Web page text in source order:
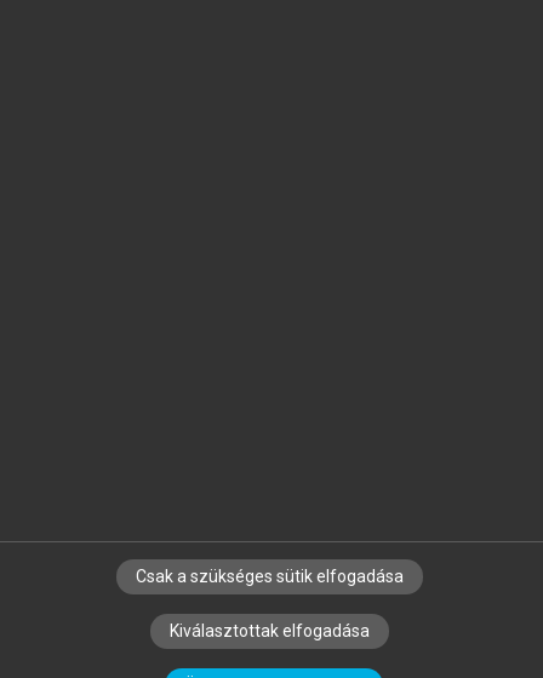
SZERZŐKNEK CÉGEKNEK KÖNYVTÁROSOKNAK
SZERKESZTÉSI ÉS LEKTORÁLÁSI ALAPELVEK
Csak a szükséges sütik elfogadása
Kiválasztottak elfogadása